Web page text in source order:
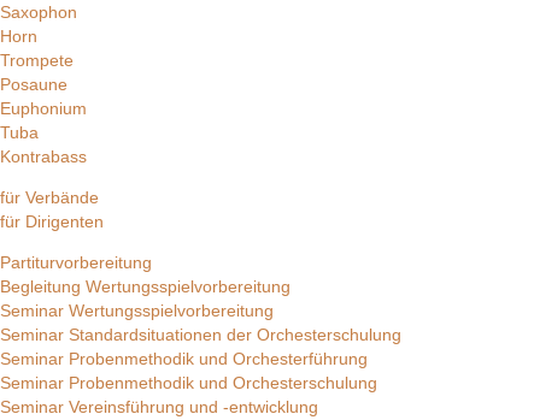
Saxophon
Horn
Trompete
Posaune
Euphonium
Tuba
Kontrabass
für Verbände
für Dirigenten
Partiturvorbereitung
Begleitung Wertungsspielvorbereitung
Seminar Wertungsspielvorbereitung
Seminar Standardsituationen der Orchesterschulung
Seminar Probenmethodik und Orchesterführung
Seminar Probenmethodik und Orchesterschulung
Seminar Vereinsführung und -entwicklung